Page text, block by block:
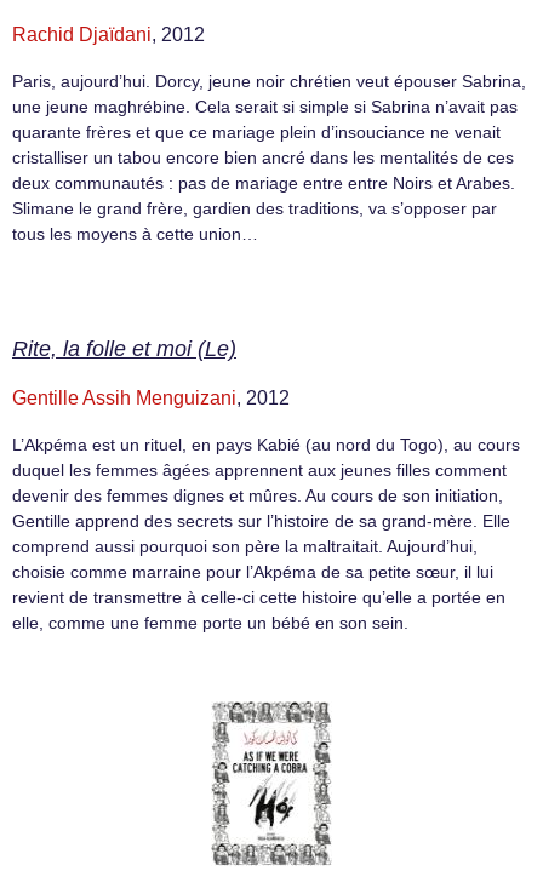
Rachid Djaïdani, 2012
Paris, aujourd’hui. Dorcy, jeune noir chrétien veut épouser Sabrina,
une jeune maghrébine. Cela serait si simple si Sabrina n’avait pas
quarante frères et que ce mariage plein d’insouciance ne venait
cristalliser un tabou encore bien ancré dans les mentalités de ces
deux communautés : pas de mariage entre entre Noirs et Arabes.
Slimane le grand frère, gardien des traditions, va s’opposer par
tous les moyens à cette union…
Rite, la folle et moi (Le)
Gentille Assih Menguizani, 2012
L’Akpéma est un rituel, en pays Kabié (au nord du Togo), au cours
duquel les femmes âgées apprennent aux jeunes filles comment
devenir des femmes dignes et mûres. Au cours de son initiation,
Gentille apprend des secrets sur l’histoire de sa grand-mère. Elle
comprend aussi pourquoi son père la maltraitait. Aujourd’hui,
choisie comme marraine pour l’Akpéma de sa petite sœur, il lui
revient de transmettre à celle-ci cette histoire qu’elle a portée en
elle, comme une femme porte un bébé en son sein.